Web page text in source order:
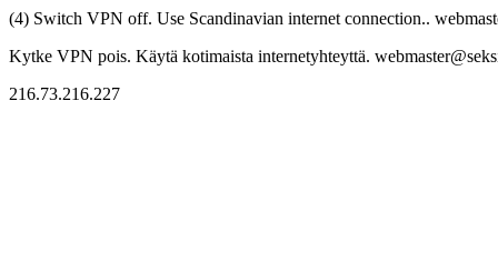
(4) Switch VPN off. Use Scandinavian internet connection..
Kytke VPN pois. Käytä kotimaista internetyhteyttä.
216.73.216.227